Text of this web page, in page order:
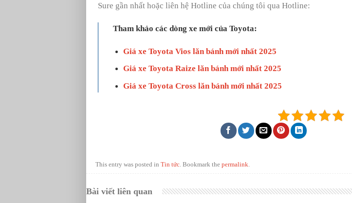
Sure gần nhất hoặc liên hệ Hotline của chúng tôi qua Hotline:
Tham khảo các dòng xe mới của Toyota:
Giá xe Toyota Vios lăn bánh mới nhất 2025
Giá xe Toyota Raize lăn bánh mới nhất 2025
Giá xe Toyota Cross lăn bánh mới nhất 2025
This entry was posted inTin tức. Bookmark thepermalink.
Bài viết liên quan